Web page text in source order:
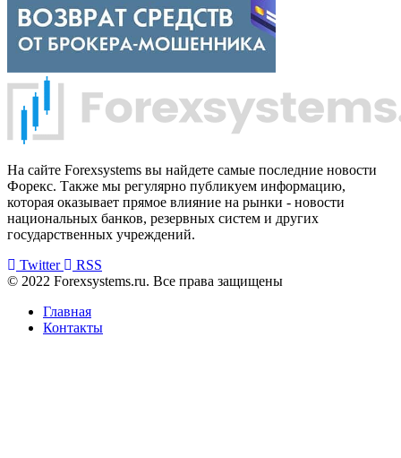
На сайте Forexsystems вы найдете самые последние новости
Форекс. Также мы регулярно публикуем информацию,
которая оказывает прямое влияние на рынки - новости
национальных банков, резервных систем и других
государственных учреждений.
Twitter
RSS
© 2022 Forexsystems.ru. Все права защищены
Главная
Контакты